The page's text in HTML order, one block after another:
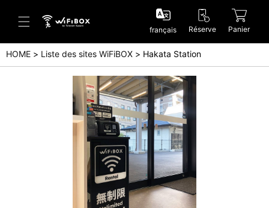
Aide/Contactez-nous
Centre d'aide (Japanese)
Centre d'aide (English)
Enquête (Japanese)
Enquête (English)
français Réserve Panier
HOME Liste des sites WiFiBOX Hakata Station